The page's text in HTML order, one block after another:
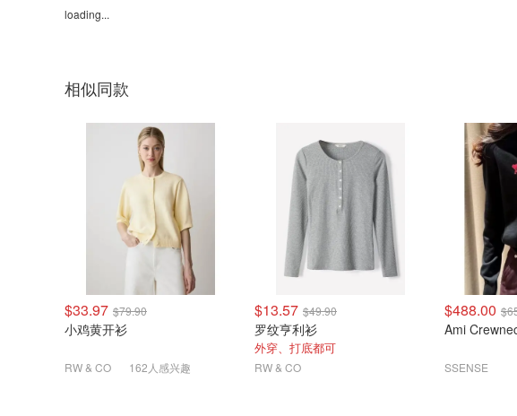
loading...
相似同款
$33.97 $79.90
小鸡黄开衫
RW & CO 162人感兴趣
$13.57 $49.90
罗纹亨利衫
外穿、打底都可
RW & CO
$488.00
Ami
SSENSE